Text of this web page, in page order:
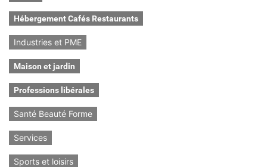
Hébergement Cafés Restaurants
Industries et PME
Maison et jardin
Professions libérales
Santé Beauté Forme
Services
Sports et loisirs